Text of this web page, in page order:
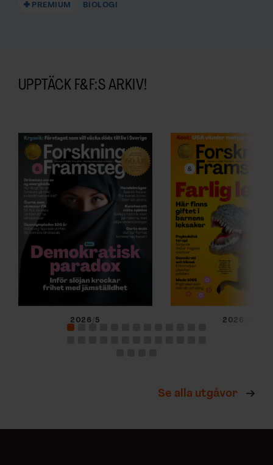
PREMIUM BIOLOGI
UPPTÄCK F&F:S ARKIV!
2026/5 2026/4
Se alla utgåvor